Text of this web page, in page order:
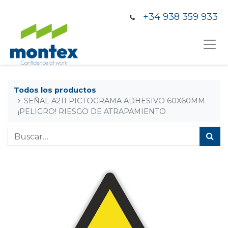
+34 938 359 933
Todos los productos
SEÑAL A211 PICTOGRAMA ADHESIVO 60X60MM
¡PELIGRO! RIESGO DE ATRAPAMIENTO